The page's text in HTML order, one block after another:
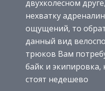
двухколесном
нехватку
ощущений, то
данный вид
трюков Вам
байк и экипировка,
стоят недешево